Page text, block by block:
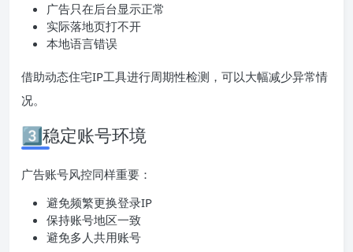
广告只在后台显示正常
实际落地页打不开
本地语言错误
借助动态住宅IP工具进行周期性检测，可以大幅减少异常情
况。
3️⃣稳定账号环境
广告账号风控同样重要：
避免频繁更换登录IP
保持账号地区一致
避免多人共用账号